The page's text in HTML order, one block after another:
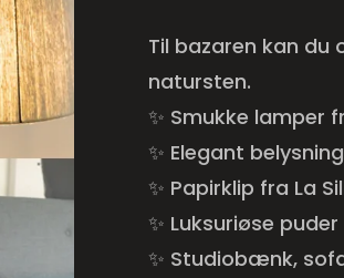
Til bazaren kan du
natursten.
✨ Smukke lamper
✨ Elegant
✨ Papirklip fra La
✨ Luksuriøse
✨ Studiobænk,